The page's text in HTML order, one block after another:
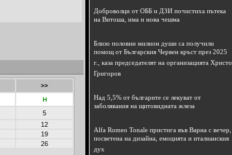
>>
Н
5
12
19
26
Доброволци от ОББ и ДЗИ почистиха пътека
на Витоша, има и нова чешма
Близо половин милион души са получили
помощ от Българския Червен кръст през 2025
г., каза председателят на организацията Христо
Григоров
Над 5,5% от българите се лекуват от
заболявания на щитовидната жлеза
Alfa Romeo Tonale пристига във Варна с вечер,
посветена на дизайна, емоцията и италианския
дух